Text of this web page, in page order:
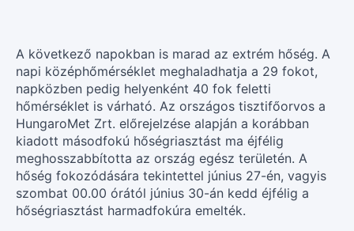
A következő napokban is marad az extrém hőség. A
napi középhőmérséklet meghaladhatja a 29 fokot,
napközben pedig helyenként 40 fok feletti
hőmérséklet is várható. Az országos tisztifőorvos a
HungaroMet Zrt. előrejelzése alapján a korábban
kiadott másodfokú hőségriasztást ma éjfélig
meghosszabbította az ország egész területén. A
hőség fokozódására tekintettel június 27-én, vagyis
szombat 00.00 órától június 30-án kedd éjfélig a
hőségriasztást harmadfokúra emelték.